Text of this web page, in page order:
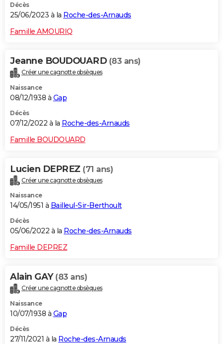
Décès
25/06/2023 à la Roche-des-Arnauds
Famille AMOURIQ
Jeanne BOUDOUARD (83 ans)
Créer une cagnotte obsèques
Naissance
08/12/1938 à Gap
Décès
07/12/2022 à la Roche-des-Arnauds
Famille BOUDOUARD
Lucien DEPREZ (71 ans)
Créer une cagnotte obsèques
Naissance
14/05/1951 à Bailleul-Sir-Berthoult
Décès
05/06/2022 à la Roche-des-Arnauds
Famille DEPREZ
Alain GAY (83 ans)
Créer une cagnotte obsèques
Naissance
10/07/1938 à Gap
Décès
27/11/2021 à la Roche-des-Arnauds